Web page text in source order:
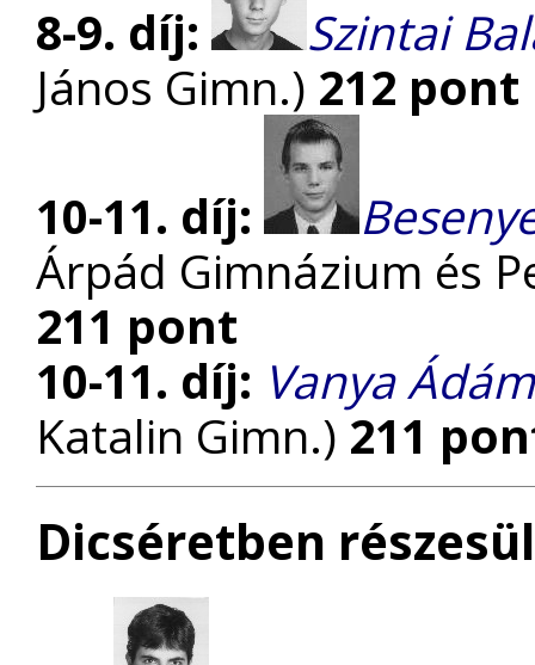
8-9. díj:
Szintai
János Gimn.) 212 pont
10-11. díj:
Árpád Gimnázium és
211 pont
10-11. díj: Vanya Ádám
Katalin Gimn.) 211
Dicséretben